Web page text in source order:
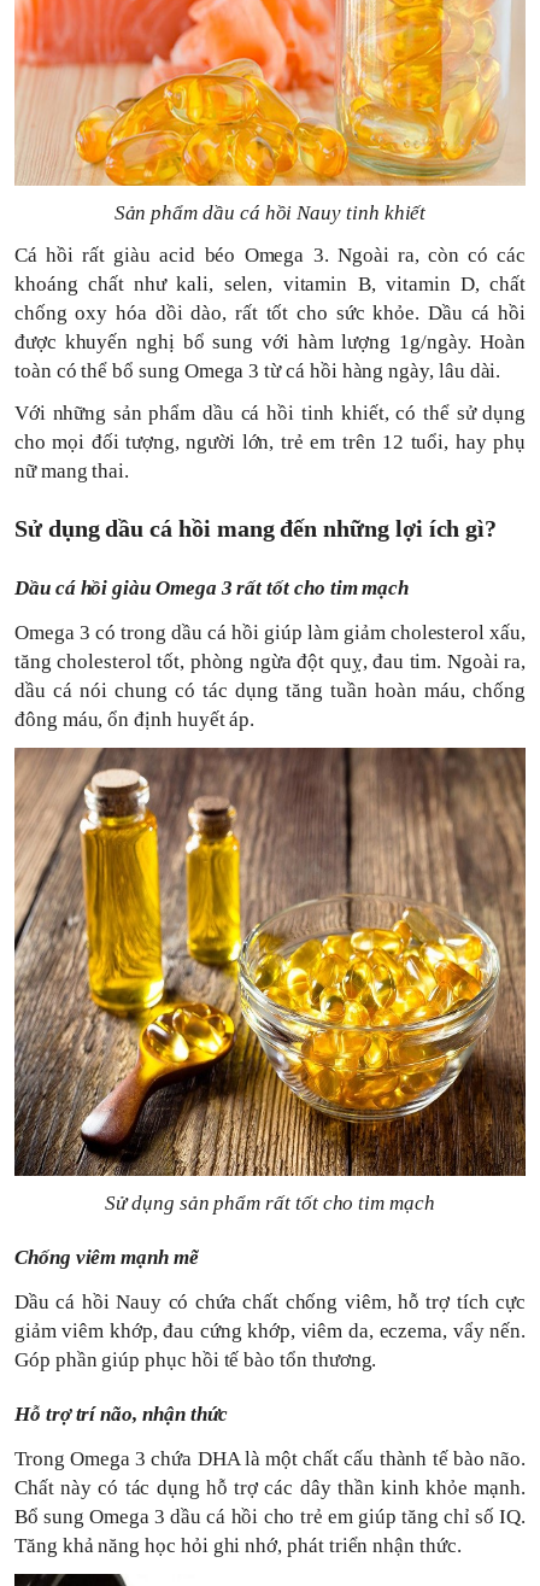
Sản phẩm dầu cá hồi Nauy tinh khiết
Cá hồi rất giàu acid béo Omega 3. Ngoài ra, còn có các
khoáng chất như kali, selen, vitamin B, vitamin D, chất
chống oxy hóa dồi dào, rất tốt cho sức khỏe. Dầu cá hồi
được khuyến nghị bổ sung với hàm lượng 1g/ngày. Hoàn
toàn có thể bổ sung Omega 3 từ cá hồi hàng ngày, lâu dài.
Với những sản phẩm dầu cá hồi tinh khiết, có thể sử dụng
cho mọi đối tượng, người lớn, trẻ em trên 12 tuổi, hay phụ
nữ mang thai.
Sử dụng dầu cá hồi mang đến những lợi ích gì?
Dầu cá hồi giàu Omega 3 rất tốt cho tim mạch
Omega 3 có trong dầu cá hồi giúp làm giảm cholesterol xấu,
tăng cholesterol tốt, phòng ngừa đột quỵ, đau tim. Ngoài ra,
dầu cá nói chung có tác dụng tăng tuần hoàn máu, chống
đông máu, ổn định huyết áp.
Sử dụng sản phẩm rất tốt cho tim mạch
Chống viêm mạnh mẽ
Dầu cá hồi Nauy có chứa chất chống viêm, hỗ trợ tích cực
giảm viêm khớp, đau cứng khớp, viêm da, eczema, vẩy nến.
Góp phần giúp phục hồi tế bào tổn thương.
Hỗ trợ trí não, nhận thức
Trong Omega 3 chứa DHA là một chất cấu thành tế bào não.
Chất này có tác dụng hỗ trợ các dây thần kinh khỏe mạnh.
Bổ sung Omega 3 dầu cá hồi cho trẻ em giúp tăng chỉ số IQ.
Tăng khả năng học hỏi ghi nhớ, phát triển nhận thức.